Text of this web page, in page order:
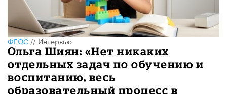
ФГОС//Интервью
Ольга Шиян: «Нет никаких
отдельных задач по обучению и
воспитанию, весь
образовательный процесс в